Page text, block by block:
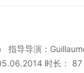
指导导演：
时长： 87